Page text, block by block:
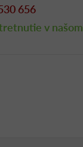
656
v našom